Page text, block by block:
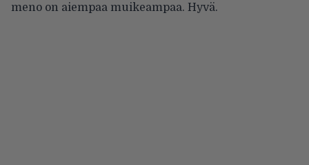
meno on aiempaa muikeampaa. Hyvä.